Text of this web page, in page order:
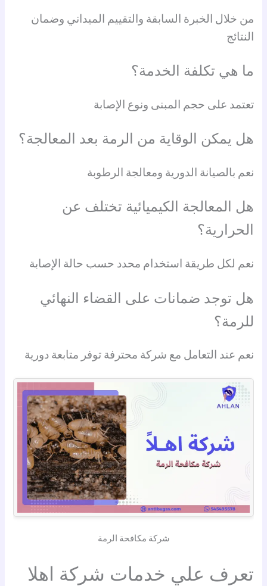
من خلال الخبرة السابقة والتقييم الميداني وضمان
النتائج
ما هي تكلفة الخدمة؟
تعتمد على حجم المبنى ونوع الإصابة
هل يمكن الوقاية من الرمة بعد المعالجة؟
نعم بالصيانة الدورية ومعالجة الرطوبة
هل المعالجة الكيميائية تختلف عن
الحرارية؟
نعم لكل طريقة استخدام محدد حسب حالة الإصابة
هل توجد ضمانات على القضاء النهائي
للرمة؟
نعم عند التعامل مع شركة محترفة توفر متابعة دورية
شركة مكافحة الرمة
تعرف علي خدمات شركة اهلا